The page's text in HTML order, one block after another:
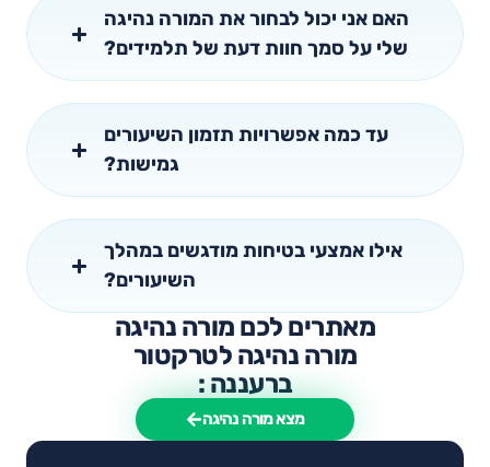
האם אני יכול לבחור את המורה נהיגה
שלי על סמך חוות דעת של תלמידים?
עד כמה אפשרויות תזמון השיעורים
גמישות?
אילו אמצעי בטיחות מודגשים במהלך
השיעורים?
מאתרים לכם מורה נהיגה
מורה נהיגה לטרקטור
ברעננה :
מצא מורה נהיגה